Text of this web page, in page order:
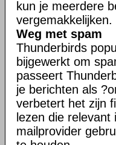
kun je meerdere
vergemakkelijken.
Weg met spam
Thunderbirds
bijgewerkt om
passeert
je berichten als
verbetert het zijn
lezen die
mailprovider